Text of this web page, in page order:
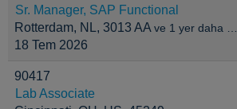
Sr. Manager, SAP Functional
Rotterdam, NL, 3013 AA ve 1 yer daha …
18 Tem 2026
90417
Lab Associate